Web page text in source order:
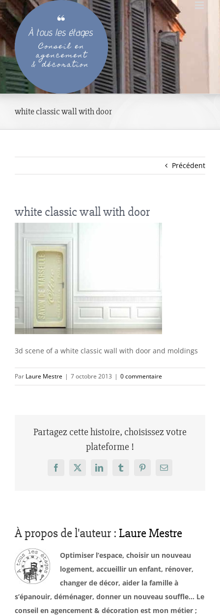
Passer
au
contenu
white classic wall with door
Précédent
white classic wall with door
3d scene of a white classic wall with door and moldings
Par Laure Mestre | 7 octobre 2013 | 0 commentaire
Partagez cette histoire, choisissez votre
plateforme !
Facebook
X LinkedInTumblrPinterestEmail
À propos de l'auteur : Laure Mestre
Optimiser l’espace, choisir un nouveau
logement, accueillir un enfant, rénover,
changer de décor, aider la famille à
s’épanouir, déménager, donner un nouveau souffle… Le
conseil en agencement & décoration est mon métier ;